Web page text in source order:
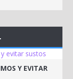
Y EVITAR